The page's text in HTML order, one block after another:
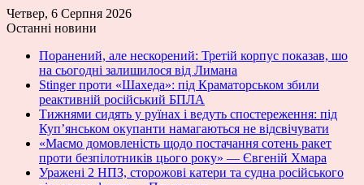
Четвер, 6 Серпня 2026
Останні новини
Поранений, але нескорений: Третій корпус показав, шо
на сьогодні залишилося від Лимана
Stinger проти «Шахеда»: під Краматорськом збили
реактивній російський БПЛА
Тижнями сидять у руїнах і ведуть спостереження: під
Куп’янськом окупанти намагаються не відсвічувати
«Маємо домовленість щодо постачання сотень ракет
проти безпілотників цього року» — Євгеній Хмара
Уражені 2 НПЗ, сторожові катери та судна російського